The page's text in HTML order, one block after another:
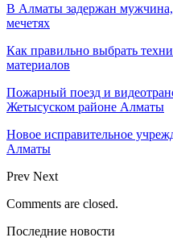
В Алматы задержан
мечетях
Как правильно выбрать
материалов
Пожарный поезд и
Жетысуском районе Алматы
Новое исправительное
Алматы
Prev Next
Comments are closed.
Последние новости